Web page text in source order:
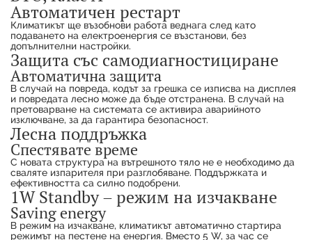
Автоматичен рестарт
Климатикът ще възобнови работа веднага след като
подаването на електроенергия се възстанови, без
допълнителни настройки.
Защита със самодиагностициране
Автоматична защита
В случай на повреда, кодът за грешка се изписва на дисплея
и повредата лесно може да бъде отстранена. В случай на
претоварване на системата се активира аварийното
изключване, за да гарантира безопасност.
Лесна поддръжка
Спестявате време
С новата структура на вътрешното тяло не е необходимо да
сваляте изпарителя при разглобяване. Поддържката и
ефективността са силно подобрени.
1W Standby – режим на изчакване
Saving energy
В режим на изчакване, климатикът автоматично стартира
режимът на пестене на енергия. Вместо 5 W, за час се